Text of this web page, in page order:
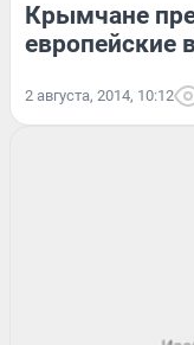
Крымчане
европейские
2 августа, 2014, 10:12